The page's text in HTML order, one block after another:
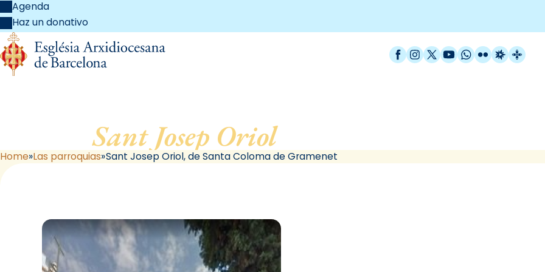
Agenda
Haz un donativo
Facebook
Instagram
X / Twitter
YouTube
WhatsApp
FlickrRadio
Sant Josep Oriol, de Santa Coloma de
Home Las parroquias Sant Josep Oriol, de Santa Coloma de Gramenet